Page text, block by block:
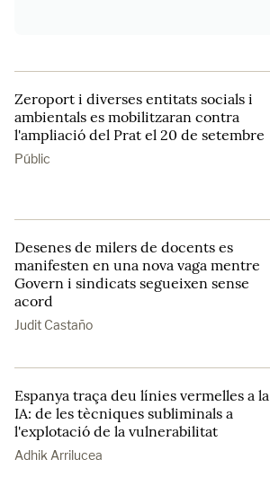
Zeroport i diverses entitats socials i
ambientals es mobilitzaran contra
l'ampliació del Prat el 20 de setembre
Públic
Desenes de milers de docents es
manifesten en una nova vaga mentre
Govern i sindicats segueixen sense
acord
Judit Castaño
Espanya traça deu línies vermelles a la
IA: de les tècniques subliminals a
l'explotació de la vulnerabilitat
Adhik Arrilucea